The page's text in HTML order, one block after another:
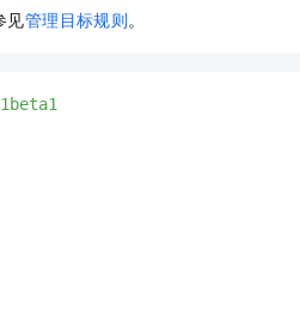
见管理目标规则。